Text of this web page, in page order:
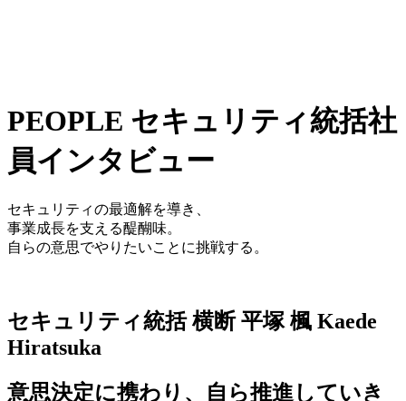
PEOPLE セキュリティ統括社
員インタビュー
セキュリティの最適解を導き、
事業成長を支える醍醐味。
自らの意思でやりたいことに挑戦する。
セキュリティ統括横断平塚 楓 Kaede
Hiratsuka
意思決定に携わり、自ら推進していき